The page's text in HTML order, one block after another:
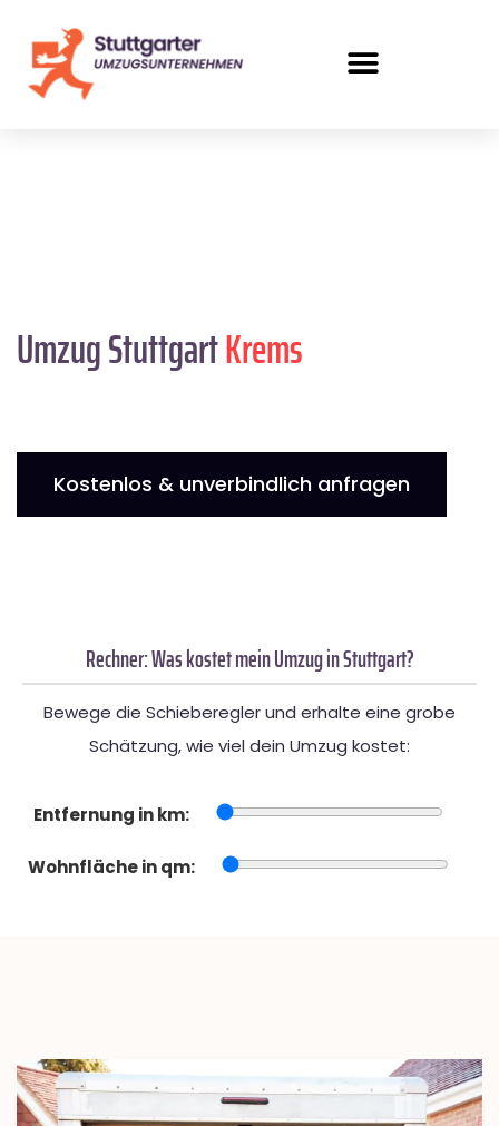
Umzug StuttgartKrems
Kostenlos & unverbindlich anfragen
Rechner: Was kostet mein Umzug in Stuttgart?
Bewege die Schieberegler und erhalte eine grobe
Schätzung, wie viel dein Umzug kostet:
Entfernung in km:
Wohnfläche in qm: